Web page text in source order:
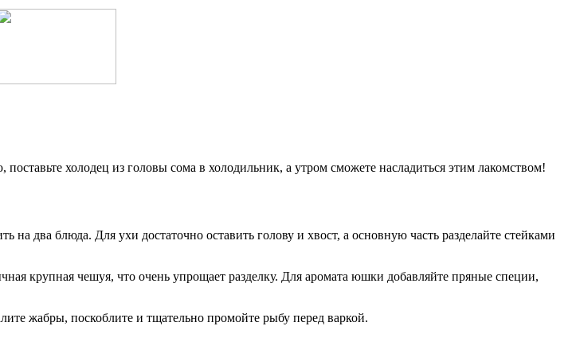
холодец из головы сома в холодильник, а утром сможете насладиться этим лакомством!
два блюда. Для ухи достаточно оставить голову и хвост, а основную часть разделайте стейками
крупная чешуя, что очень упрощает разделку. Для аромата юшки добавляйте пряные специи,
жабры, поскоблите и тщательно промойте рыбу перед варкой.